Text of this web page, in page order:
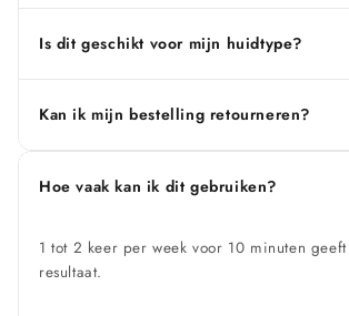
Is dit geschikt voor mijn huidtype?
Kan ik mijn bestelling retourneren?
Hoe vaak kan ik dit gebruiken?
1 tot 2 keer per week voor 10 minuten
resultaat.